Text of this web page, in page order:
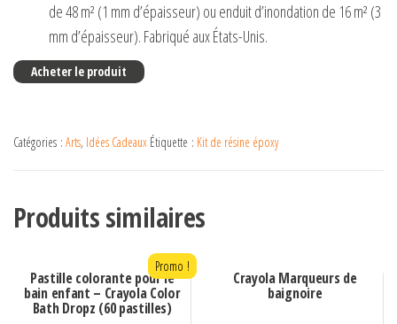
de 48 m² (1 mm d’épaisseur) ou enduit d’inondation de 16 m² (3
mm d’épaisseur). Fabriqué aux États-Unis.
Acheter le produit
Catégories : Arts, Idées Cadeaux Étiquette : Kit de résine époxy
Produits similaires
Pastille colorante pour le
bain enfant – Crayola Color
Bath Dropz (60 pastilles)
Promo !
Crayola Marqueurs de
baignoire